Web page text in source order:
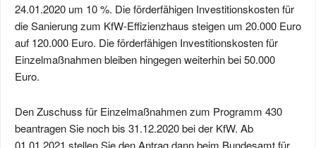
24.01.2020 um 10 %. Die förderfähigen Investitionskosten für
die Sanierung zum KfW-Effizienzhaus steigen um 20.000 Euro
auf 120.000 Euro. Die förderfähigen Investitionskosten für
Einzelmaßnahmen bleiben hingegen weiterhin bei 50.000
Euro.
Den Zuschuss für Einzel­maßnahmen zum Programm 430
beantragen Sie noch bis 31.12.2020 bei der KfW. Ab
01.01.2021 stellen Sie den Antrag dann beim Bundesamt für